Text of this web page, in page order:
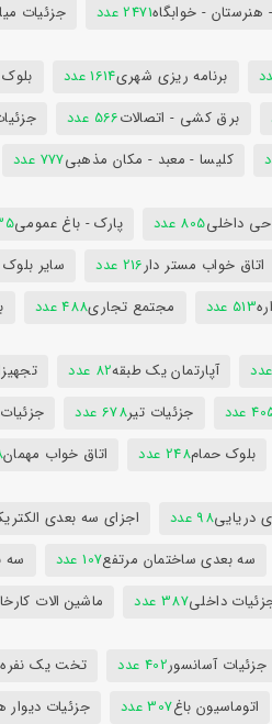
- خوابگاه2471 عدد جزئیات
برنامه ریزی شهری1614 عدد
برق کشی - اتصالات566 عدد
کلیسا - معبد - مکان مذهبی777 عدد
داخلی805 عدد پارک - باغ عمومی
اتاق خواب مستر دار216 عدد سایر
513 عدد مجتمع تجاری488 عدد
آپارتمان یک طبقه82 عدد
عدد جزئیات تیر678 عدد
بلوک حمام248 عدد اتاق خواب مهمان
دریایی98 عدد اجزای سه بعدی
سه بعدی ساختمان مرتفع107 عدد سه
داخلی387 عدد ماشین الات
جزئیات آسانسور402 عدد تخت یک نفره
اتوماسیون باغ307 عدد جزئیات